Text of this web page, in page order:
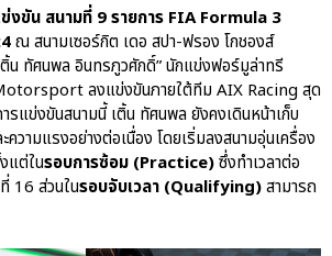
แคมเปญ Cayenne Service Clinic
เบนท์ลีย์ มอเตอร์ส ตีความ
‘Bentley Diamond’ ใหม่ ดีไซน์
ระดับซิกเนเจอร์ในยนตรกรรม
EV รุ่นแรก พร้อมเปิดตัวกันยายน
ปอร์เช่ เอเอเอสฯ ยกประสบการณ์
Porsche สู่ Central Northville ใน
งขัน สนามที่ 9 รายการ FIA Formula 3
ณ สนามเซอร์กิต เดอ สปา-ฟรอง โกชองส์
ติ้น ทัศนพล อินทรภูวศักดิ์” นักแข่งฟอร์มูล่าทรี
ลงแข่งขันภายใต้ทีม AIX Racing สุด
รแข่งขันสนามนี้ เติ้น ทัศนพล ยังคงเดินหน้าเก็บ
ความแรงอย่างต่อเนื่อง โดยเริ่มลงสนามอุ่นเครื่อง
แต่ในรอบการซ้อม (Practice)ซึ่งทำเวลาต่อ
16 ส่วนในรอบจับเวลา (Qualifying)สามารถ